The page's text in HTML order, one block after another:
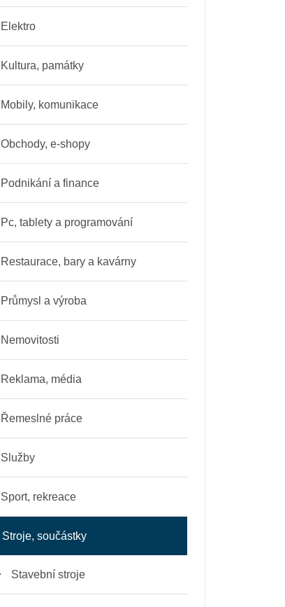
Elektro
Kultura, památky
Mobily, komunikace
Obchody, e-shopy
Podnikání a finance
Pc, tablety a programování
Restaurace, bary a kavárny
Průmysl a výroba
Nemovitosti
Reklama, média
Řemeslné práce
Služby
Sport, rekreace
Stroje, součástky
Stavební stroje